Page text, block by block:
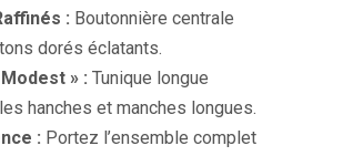
: Boutonnière centrale
dorés éclatants.
» : Tunique longue
hanches et manches longues.
: Portez l’ensemble complet